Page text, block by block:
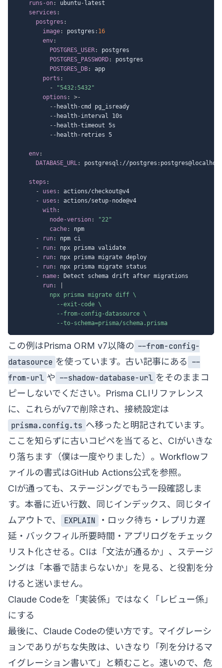
runs-on: ubuntu- latest
services :
postgres :
image: postgres : 16
env:
POSTGRES_USER:
postgres
POSTGRES_PASSWORD:
postgres
POSTGRES_DB:
app
ports :
-
"5432:5432"
options : >-
- - health-cmd pg_isready
- - health-interval 10s
- - health-timeout 5s
- - health- retries 5
env:
DATABASE_URL: postgresql : //postgres :
steps :
-
uses :
actions/checkout@v4
-
uses : actions/setup-node@v4
with:
node-version:
"22"
cache:
npm
-
run:
npm ci
-
run:
npx prisma validate
-
run:
npx prisma migrate deploy
-
run:
npx prisma migrate status
-
name:
Detect schema drift after migrations
run:
          npx prisma migrate diff \
            --exit-code \
            --from-config-datasource \
            --to-schema=prisma/schema.prisma
この例はPrisma ORM v7以降の --from-config-
datasource を使っています。古い記事にある --
from-url や --shadow-database-url をそのままコ
ピーしないでください。Prisma CLIリファレンス
に、これらがv7で削除され、接続設定は
prisma.config.ts へ移ったと明記されています。
ここを知らずに古いコピペを当てると、CIがいきな
り落ちます（僕は一度やりました）。Workflowフ
ァイルの書式はGitHub Actions公式を参照。
CIが通っても、ステージングでもう一段確認しま
す。本番に近い行数、同じインデックス、同じタイ
ムアウトで、
EXPLAIN
・ロック待ち・レプリカ遅
延・バックフィル所要時間・アプリログをチェック
リスト化させる。CIは「文法が通るか」、ステージ
ングは「本番で詰まらないか」を見る、と役割を分
けると迷いません。
Claude Codeを「実装係」ではなく「レビュー係」
にする
最後に、Claude Codeの使い方です。マイグレーシ
ョンでありがちな失敗は、いきなり「列を分けるマ
イグレーション書いて」と頼むこと。速いので、危